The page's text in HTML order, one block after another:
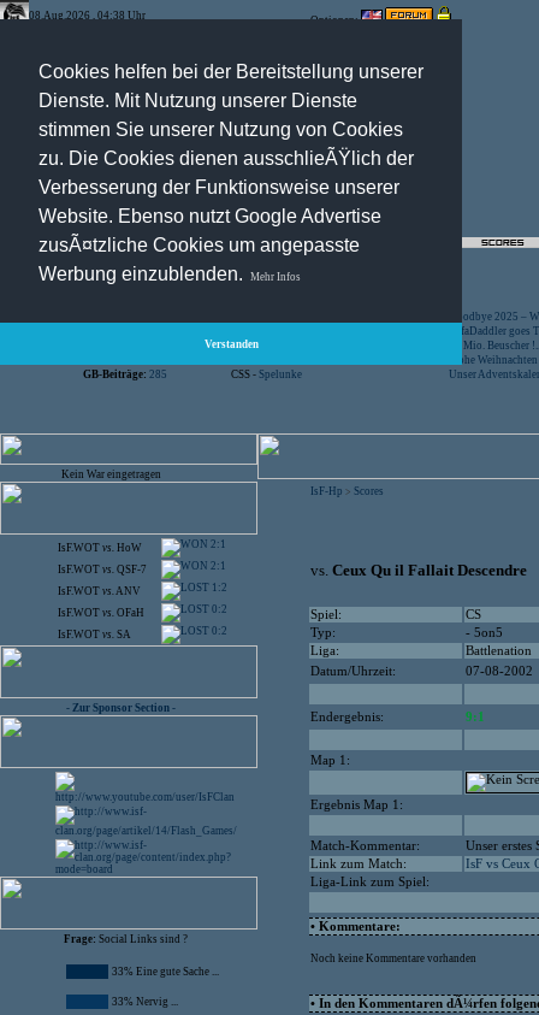
Cookies helfen bei der Bereitstellung unserer
Dienste. Mit Nutzung unserer Dienste
stimmen Sie unserer Nutzung von Cookies
zu. Die Cookies dienen ausschlieÃŸlich der
Verbesserung der Funktionsweise unserer
Website. Ebenso nutzt Google Advertise
zusÃ¤tzliche Cookies um angepasste
Werbung einzublenden.
Mehr Infos
Verstanden
08.Aug.2026 , 04:38 Uhr Optionen:
Goodbye 2025 –
SofaDaddler goes
CS -FunYard
40 Mio. Beuscher
Frohe
GB-Beiträge: 285 CSS - Spelunke Unser
Kein War eingetragen
IsF.WOT vs. HoW 2:1
IsF.WOT vs. QSF-7 2:1
IsF.WOT vs.ANV 1:2
IsF.WOT vs. OFaH 0:2
IsF.WOT vs. SA 0:2
- Zur Sponsor Section -
Frage: Social Links sind ?
33% Eine gute Sache ...
33% Nervig ...
IsF-Hp > Scores
vs. Ceux Qu il Fallait Descendre
Spiel:
CS
Typ:
- 5on5
Liga:
Battlenation
Datum/Uhrzeit:
07-08-2002
Endergebnis: 9:1
Map 1:
Ergebnis Map 1:
Match-Kommentar:
Unser
Link zum Match:
IsF vs Ceux
Liga-Link zum Spiel:
• Kommentare:
Noch keine Kommentare vorhanden
• In den Kommentaren dÃ¼rfen